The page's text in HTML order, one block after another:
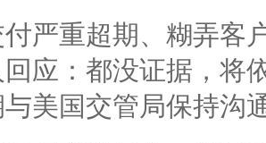
严重超期、糊弄客
应：都没证据，将
与美国交管局保持沟